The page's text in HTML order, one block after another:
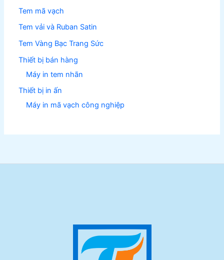
Tem mã vạch
Tem vải và Ruban Satin
Tem Vàng Bạc Trang Sức
Thiết bị bán hàng
Máy in tem nhãn
Thiết bị in ấn
Máy in mã vạch công nghiệp